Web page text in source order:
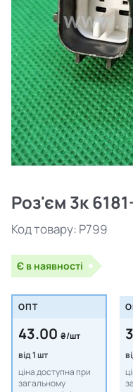
Роз'єм 3к
Код товару: P799
Є в наявності
ОПТ
43.00 ₴/шт
від 1 шт
ціна доступна при
загальному